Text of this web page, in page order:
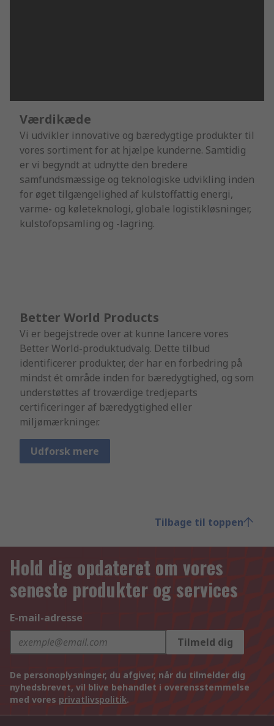
Værdikæde
Vi udvikler innovative og bæredygtige produkter til
vores sortiment for at hjælpe kunderne. Samtidig
er vi begyndt at udnytte den bredere
samfundsmæssige og teknologiske udvikling inden
for øget tilgængelighed af kulstoffattig energi,
varme- og køleteknologi, globale logistikløsninger,
kulstofopsamling og -lagring.
Better World Products
Vi er begejstrede over at kunne lancere vores
Better World-produktudvalg. Dette tilbud
identificerer produkter, der har en forbedring på
mindst ét område inden for bæredygtighed, og som
understøttes af troværdige tredjeparts
certificeringer af bæredygtighed eller
miljømærkninger.
Udforsk mere
Tilbage til toppen
Hold dig opdateret om vores
seneste produkter og services
E-mail-adresse
Tilmeld dig
De personoplysninger, du afgiver, når du tilmelder dig
nyhedsbrevet, vil blive behandlet i overensstemmelse
med vores privatlivspolitik.